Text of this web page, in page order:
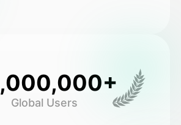
Global Users